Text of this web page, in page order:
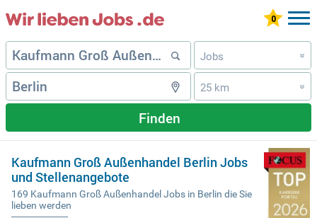
Jobs »
25 km »
Finden
Kaufmann Groß Außenhandel Berlin Jobs
und Stellenangebote
169 Kaufmann Groß Außenhandel Jobs in Berlin die Sie
lieben werden